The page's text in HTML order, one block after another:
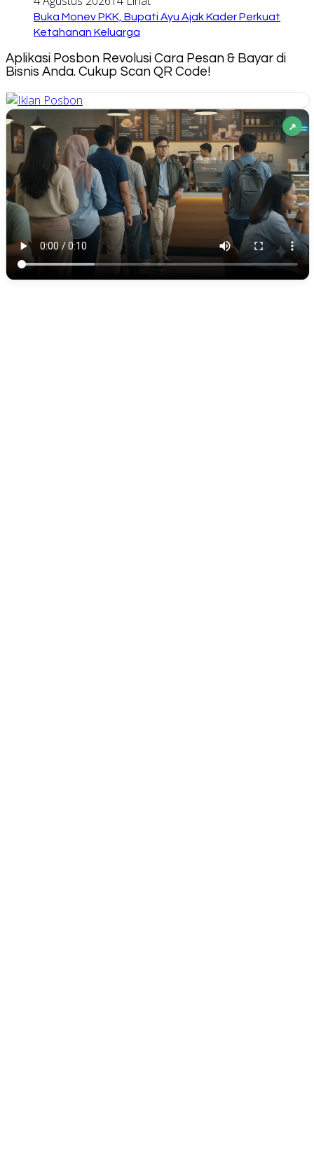
Buka Monev PKK, Bupati Ayu Ajak Kader Perkuat
Ketahanan Keluarga
Aplikasi Posbon Revolusi Cara Pesan & Bayar di
Bisnis Anda. Cukup Scan QR Code!
↗